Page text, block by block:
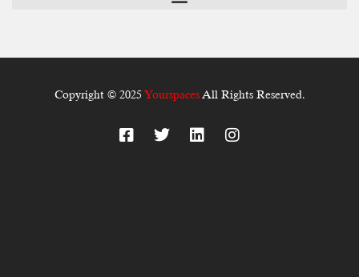
Copyright © 2025 YourspacesAll Rights Reserved.